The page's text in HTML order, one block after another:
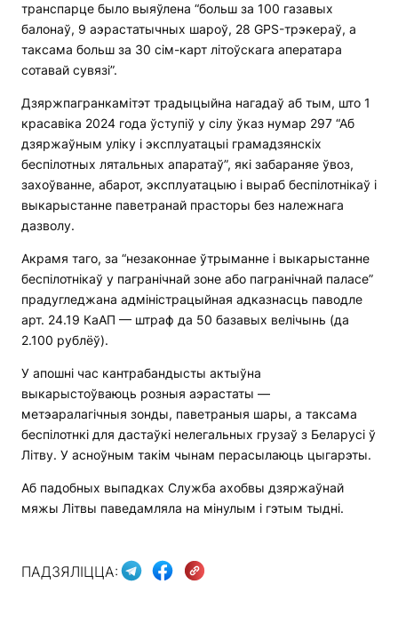
транспарце было выяўлена “больш за 100 газавых
балонаў, 9 аэрастатычных шароў, 28 GPS-трэкераў, а
таксама больш за 30 сім-карт літоўскага аператара
сотавай сувязі”.
Дзяржпагранкамітэт традыцыйна нагадаў аб тым, што 1
красавіка 2024 года ўступіў у сілу ўказ нумар 297 “Аб
дзяржаўным уліку і эксплуатацыі грамадзянскіх
беспілотных лятальных апаратаў”, які забараняе ўвоз,
захоўванне, абарот, эксплуатацыю і выраб беспілотнікаў і
выкарыстанне паветранай прасторы без належнага
дазволу.
Акрамя таго, за “незаконнае ўтрыманне і выкарыстанне
беспілотнікаў у пагранічнай зоне або пагранічнай паласе”
прадугледжана адміністрацыйная адказнасць паводле
арт. 24.19 КаАП — штраф да 50 базавых велічынь (да
2.100 рублёў).
У апошні час кантрабандысты актыўна
выкарыстоўваюць розныя аэрастаты —
метэаралагічныя зонды, паветраныя шары, а таксама
беспілотнкі для дастаўкі нелегальных грузаў з Беларусі ў
Літву. У асноўным такім чынам перасылаюць цыгарэты.
Аб падобных выпадках Служба ахобвы дзяржаўнай
мяжы Літвы паведамляла на мінулым і гэтым тыдні.
ПАДЗЯЛІЦЦА: